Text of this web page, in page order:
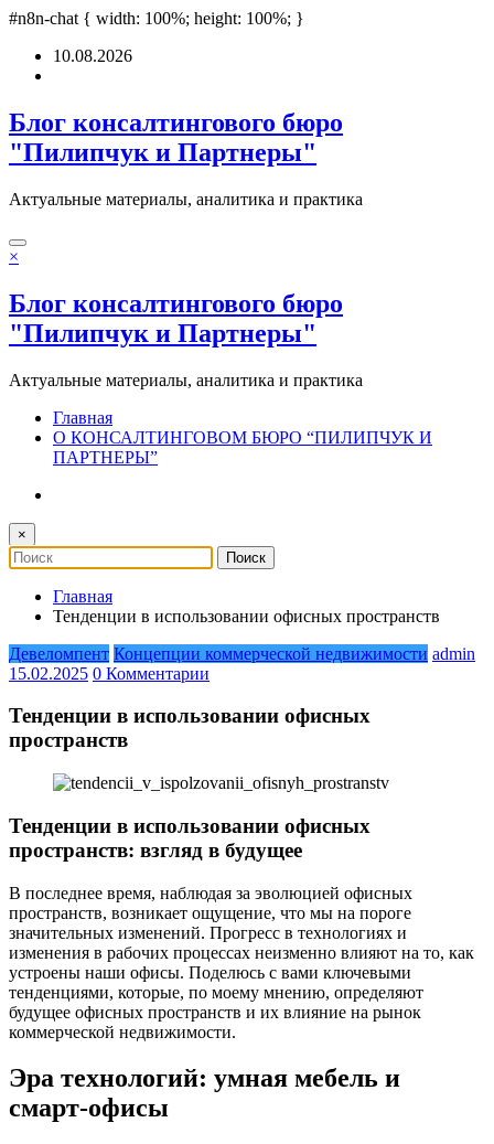
grandpashabetdeneme bonusuPadişahbetonline casinos
#n8n-chat { width: 100%; height: 100%; }
Перейти10.08.2026
Блог консалтингового бюро
"Пилипчук и Партнеры"
Актуальные материалы, аналитика и практика
×
Блог консалтингового бюро
"Пилипчук и Партнеры"
Актуальные материалы, аналитика и практика
Главная
О КОНСАЛТИНГОВОМ БЮРО “ПИЛИПЧУК И
ПАРТНЕРЫ”
×
Главная
Тенденции в использовании офисных пространств
Девеломпент Концепции коммерческой недвижимости admin
15.02.2025 0 Комментарии
Тенденции в использовании офисных
пространств
Тенденции в использовании офисных
пространств: взгляд в будущее
В последнее время, наблюдая за эволюцией офисных
пространств, возникает ощущение, что мы на пороге
значительных изменений. Прогресс в технологиях и
изменения в рабочих процессах неизменно влияют на то, как
устроены наши офисы. Поделюсь с вами ключевыми
тенденциями, которые, по моему мнению, определяют
будущее офисных пространств и их влияние на рынок
коммерческой недвижимости.
Эра технологий: умная мебель и
смарт-офисы